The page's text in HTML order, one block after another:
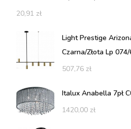
20,91 zł
Light Prestige
Czarna/Złota Lp
507,76 zł
Italux Anabella 7pł
1420,00 zł